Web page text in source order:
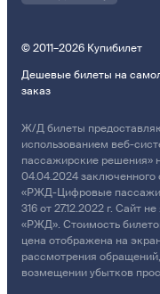
© 2011–2026 Купибилет
Дешевые билеты на
заказ
Ж/Д билеты
использованием веб-
пассажирские решения»
04.04.2024
«РЖД-Цифровые
316 от 27.12.2022 г. Сайт
«РЖД». Стоимость
цена отображена на
рассмотрения
возмещении убытков